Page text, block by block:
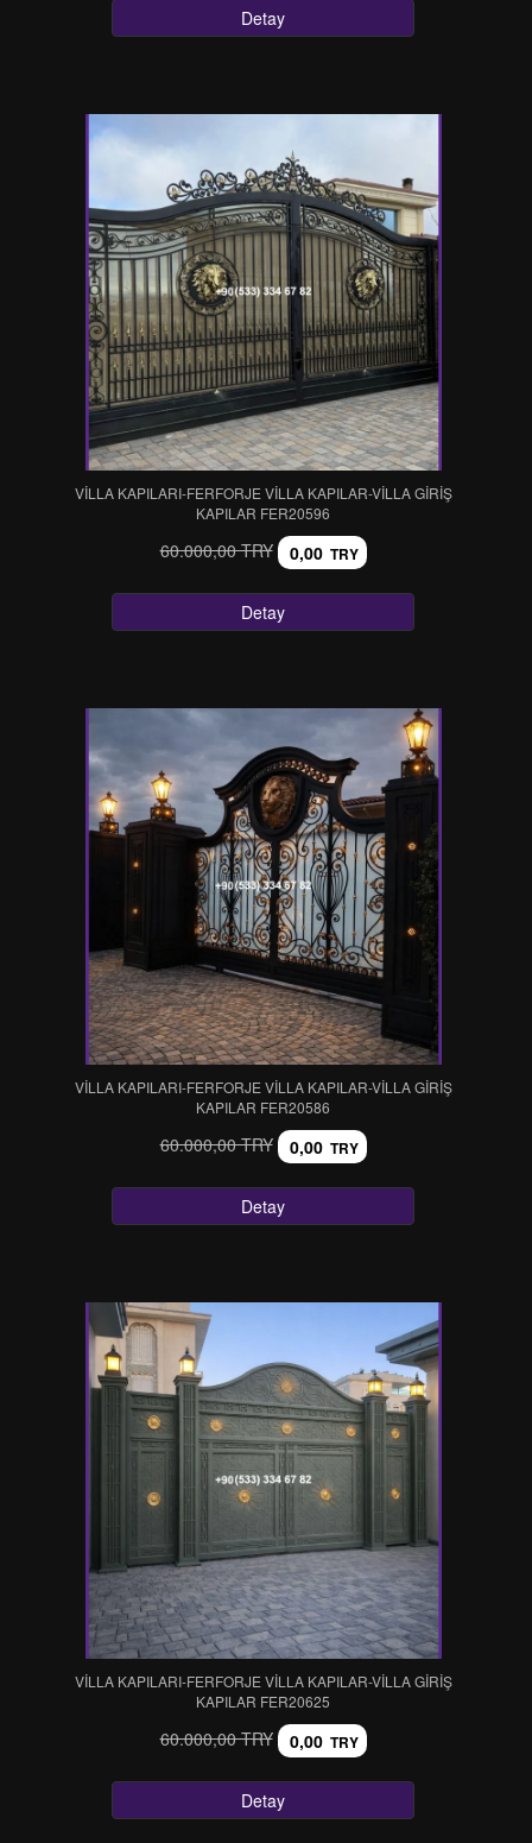
Detay
VİLLA KAPILARI-FERFORJE VİLLA KAPILAR-VİLLA GİRİŞ
KAPILAR FER20596
60.000,00 TRY 0,00 TRY
Detay
VİLLA KAPILARI-FERFORJE VİLLA KAPILAR-VİLLA GİRİŞ
KAPILAR FER20586
60.000,00 TRY 0,00 TRY
Detay
VİLLA KAPILARI-FERFORJE VİLLA KAPILAR-VİLLA GİRİŞ
KAPILAR FER20625
60.000,00 TRY 0,00 TRY
Detay